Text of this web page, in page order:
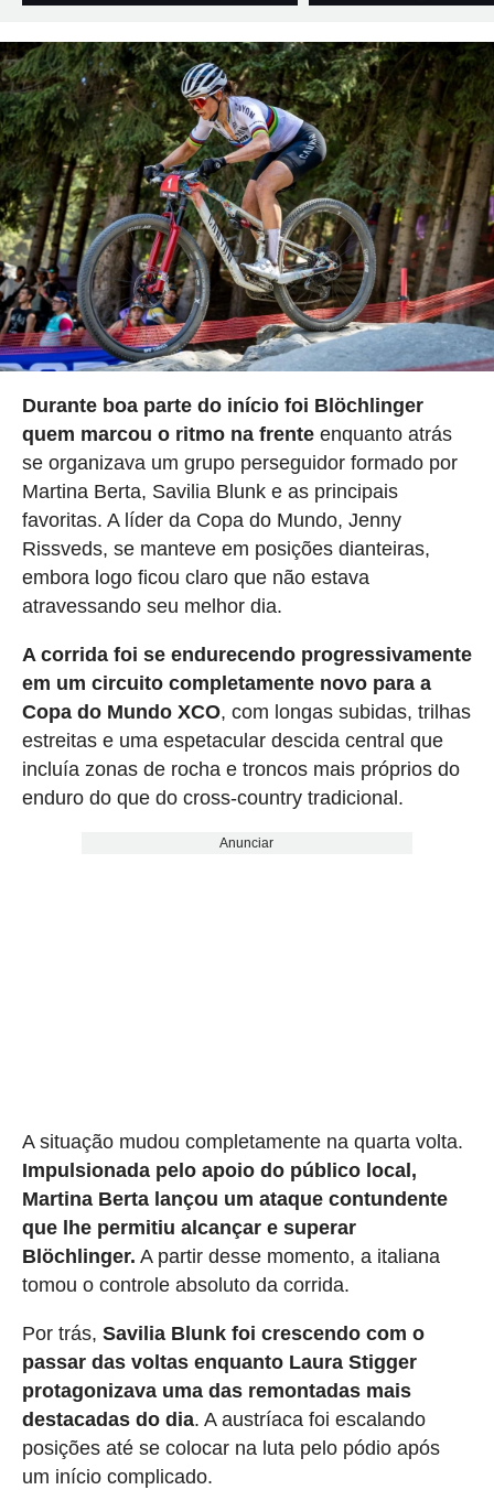
Durante boa parte do início foi Blöchlinger
quem marcou o ritmo na frente enquanto atrás
se organizava um grupo perseguidor formado por
Martina Berta, Savilia Blunk e as principais
favoritas. A líder da Copa do Mundo, Jenny
Rissveds, se manteve em posições dianteiras,
embora logo ficou claro que não estava
atravessando seu melhor dia.
A corrida foi se endurecendo progressivamente
em um circuito completamente novo para a
Copa do Mundo XCO, com longas subidas, trilhas
estreitas e uma espetacular descida central que
incluía zonas de rocha e troncos mais próprios do
enduro do que do cross-country tradicional.
Anunciar
A situação mudou completamente na quarta volta.
Impulsionada pelo apoio do público local,
Martina Berta lançou um ataque contundente
que lhe permitiu alcançar e superar
Blöchlinger. A partir desse momento, a italiana
tomou o controle absoluto da corrida.
Por trás, Savilia Blunk foi crescendo com o
passar das voltas enquanto Laura Stigger
protagonizava uma das remontadas mais
destacadas do dia. A austríaca foi escalando
posições até se colocar na luta pelo pódio após
um início complicado.